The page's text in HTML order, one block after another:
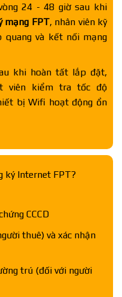
24 - 48 giờ sau khi
mạng FPT, nhân viên kỹ
và kết nối mạng
khi hoàn tất lắp đặt,
viên kiểm tra tốc độ
bị Wifi hoạt động ổn
ký Internet FPT?
CCCD
thuê) và xác nhận
trú (đối với người